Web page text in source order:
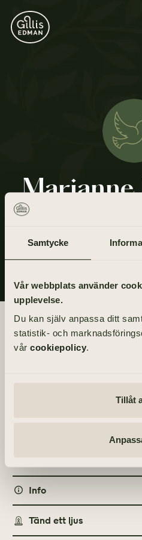
Samtycke
Vår webbplats använder
upplevelse.
Du kan själv anpassa ditt
statistik- och
vår cookiepolicy.
Tillåt
Begravningsdagen
BEGRAVNING
Torslanda Kyrkväg, 423 32 Torslanda
Info
MINNESGÅVOR
Diabetesförbundet
Tänd ett ljus